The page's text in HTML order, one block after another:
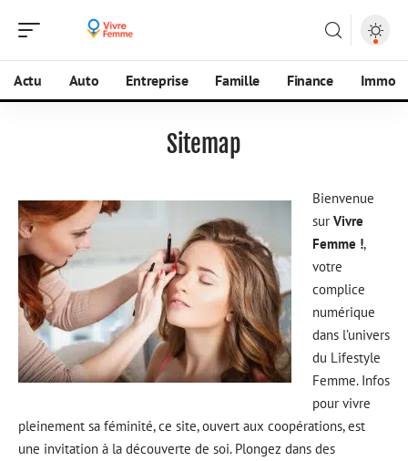
Actu Auto Entreprise Famille Finance Immo
Sitemap
Bienvenue
sur Vivre
Femme !,
votre
complice
numérique
dans l’univers
du Lifestyle
Femme. Infos
pour vivre
pleinement sa féminité, ce site, ouvert aux coopérations, est
une invitation à la découverte de soi. Plongez dans des